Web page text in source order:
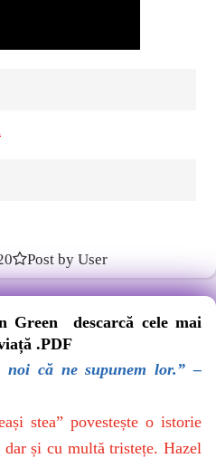
Post by User
Green descarcă cele mai
.PDF
noi că ne supunem lor.” –
stea” povestește o istorie
și cu multă tristețe. Hazel